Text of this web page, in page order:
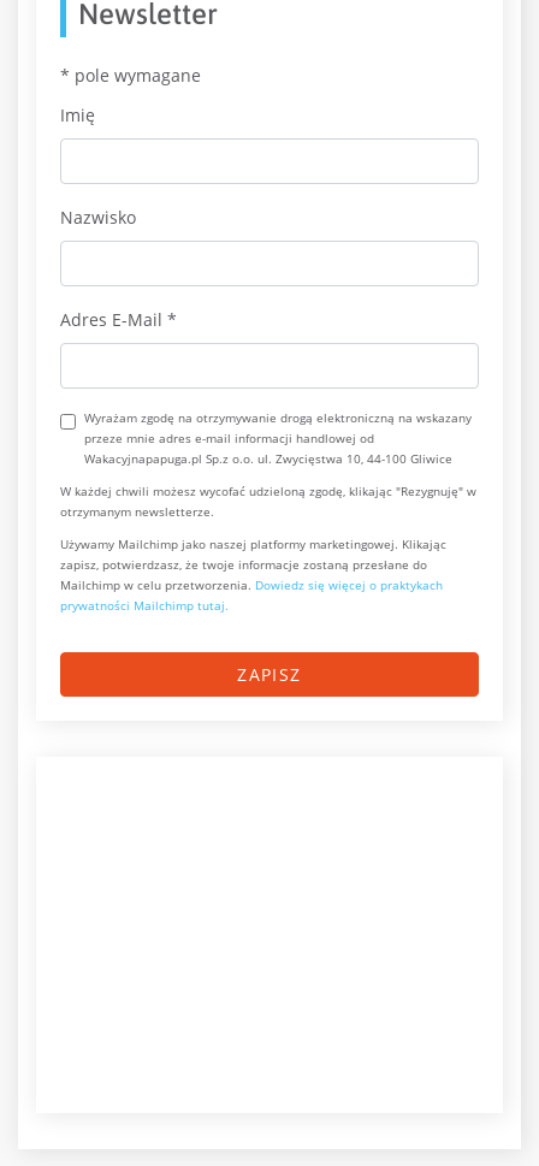
Newsletter
* pole wymagane
Imię
Nazwisko
Adres E-Mail *
Wyrażam zgodę na otrzymywanie drogą elektroniczną na wskazany
przeze mnie adres e-mail informacji handlowej od
Wakacyjnapapuga.pl Sp.z o.o. ul. Zwycięstwa 10, 44-100 Gliwice
W każdej chwili możesz wycofać udzieloną zgodę, klikając "Rezygnuję" w
otrzymanym newsletterze.
Używamy Mailchimp jako naszej platformy marketingowej. Klikając
zapisz, potwierdzasz, że twoje informacje zostaną przesłane do
Mailchimp w celu przetworzenia. Dowiedz się więcej o praktykach
prywatności Mailchimp tutaj.
ZAPISZ